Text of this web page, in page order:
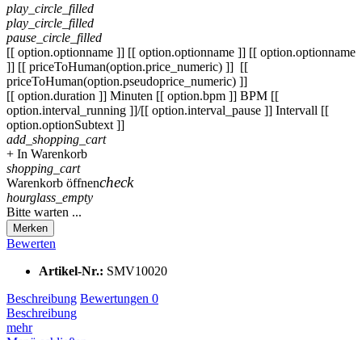
play_circle_filled
play_circle_filled
pause_circle_filled
[[ option.optionname ]] [[ option.optionname ]] [[ option.optionname
]] [[ priceToHuman(option.price_numeric) ]] [[
priceToHuman(option.pseudoprice_numeric) ]]
[[ option.duration ]] Minuten [[ option.bpm ]] BPM [[
option.interval_running ]]/[[ option.interval_pause ]] Intervall [[
option.optionSubtext ]]
add_shopping_cart
+ In Warenkorb
shopping_cart
Warenkorb öffnencheck
hourglass_empty
Bitte warten ...
Merken
Bewerten
Artikel-Nr.: SMV10020
Beschreibung Bewertungen 0
Beschreibung
mehr